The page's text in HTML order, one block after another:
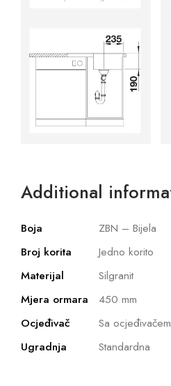
Additional
Boja
ZBN – Bijela
Broj korita
Jedno korito
Materijal
Silgranit
Mjera ormara
450 mm
Ocjeđivač
Sa ocjeđivačem
Ugradnja
Standardna